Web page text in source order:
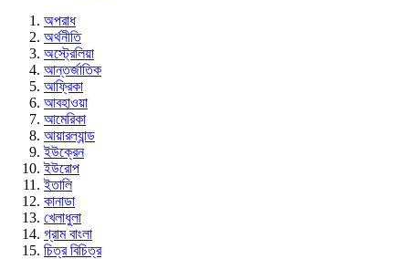
অপরাধ
অর্থনীতি
অস্ট্রেলিয়া
আন্তর্জাতিক
আফ্রিকা
আবহাওয়া
আমেরিকা
আয়ারল্যান্ড
ইউক্রেন
ইউরোপ
ইতালি
কানাডা
খেলাধুলা
গ্রাম বাংলা
চিত্র বিচিত্র